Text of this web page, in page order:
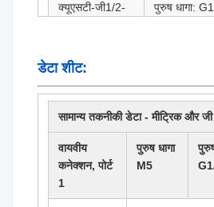
क्यूएसटी-जी1/2-
पुरुष धागा:
डेटा शीट:
सामान्य तकनीकी डेटा - मीट्रिक और जी
वायवीय
कनेक्शन, पोर्ट
1
पुरुष धागा
M5